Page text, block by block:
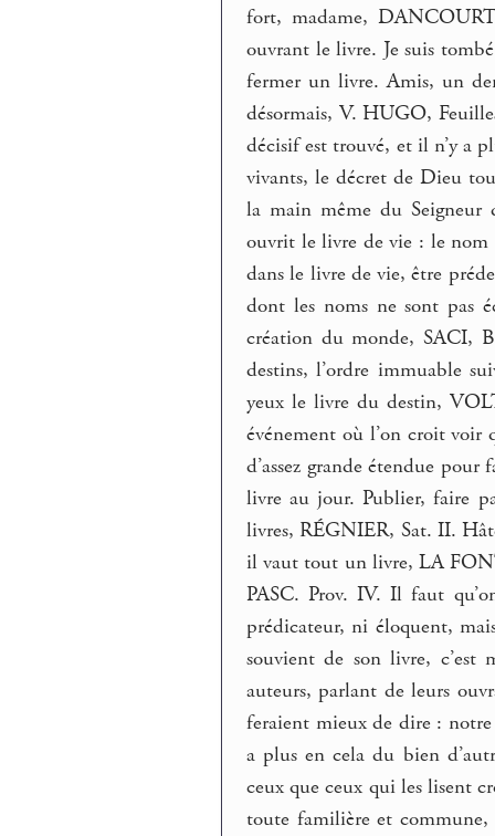
fort, madame,
ouvrant le livre. Je suis
fermer un livre. Amis, un
désormais, V. HUGO,
décisif est trouvé, et il n’y a
vivants, le décret de Dieu
la main même du Seigneur
ouvrit le livre de vie : le
dans le livre de vie, être
dont les noms ne sont pas
création du monde, SACI,
destins, l’ordre immuable
yeux le livre du destin,
événement où l’on croit
d’assez grande étendue
livre au jour. Publier, faire
livres, RÉGNIER, Sat. II.
il vaut tout un livre, LA
PASC. Prov. IV. Il faut
prédicateur, ni éloquent,
souvient de son livre, c’est
auteurs, parlant de leurs
feraient mieux de dire :
a plus en cela du bien
ceux que ceux qui les lisent
toute familière et